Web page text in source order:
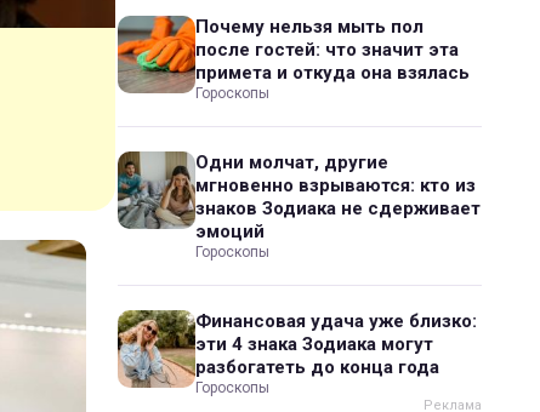
Почему нельзя мыть пол
после гостей: что значит эта
примета и откуда она взялась
Гороскопы
Одни молчат, другие
мгновенно взрываются: кто из
знаков Зодиака не сдерживает
эмоций
Гороскопы
Финансовая удача уже близко:
эти 4 знака Зодиака могут
разбогатеть до конца года
Гороскопы